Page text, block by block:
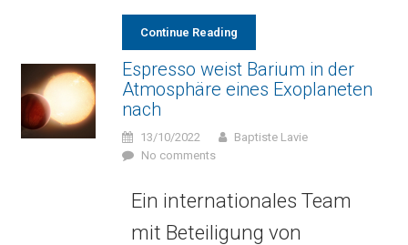
Continue Reading
Espresso weist Barium in der
Atmosphäre eines Exoplaneten
nach
13/10/2022
Baptiste Lavie
No comments
Ein internationales Team
mit Beteiligung von